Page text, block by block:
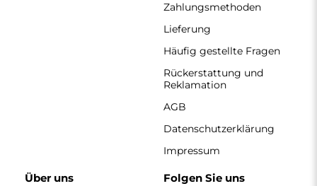
Zahlungsmethoden
Lieferung
Häufig gestellte Fragen
Rückerstattung und
Reklamation
AGB
Datenschutzerklärung
Impressum
Über uns Folgen Sie uns